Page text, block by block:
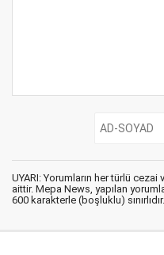
UYARI: Yorumların her türlü
aittir. Mepa News, yapılan
600 karakterle (boşluklu) sınırlıdır.